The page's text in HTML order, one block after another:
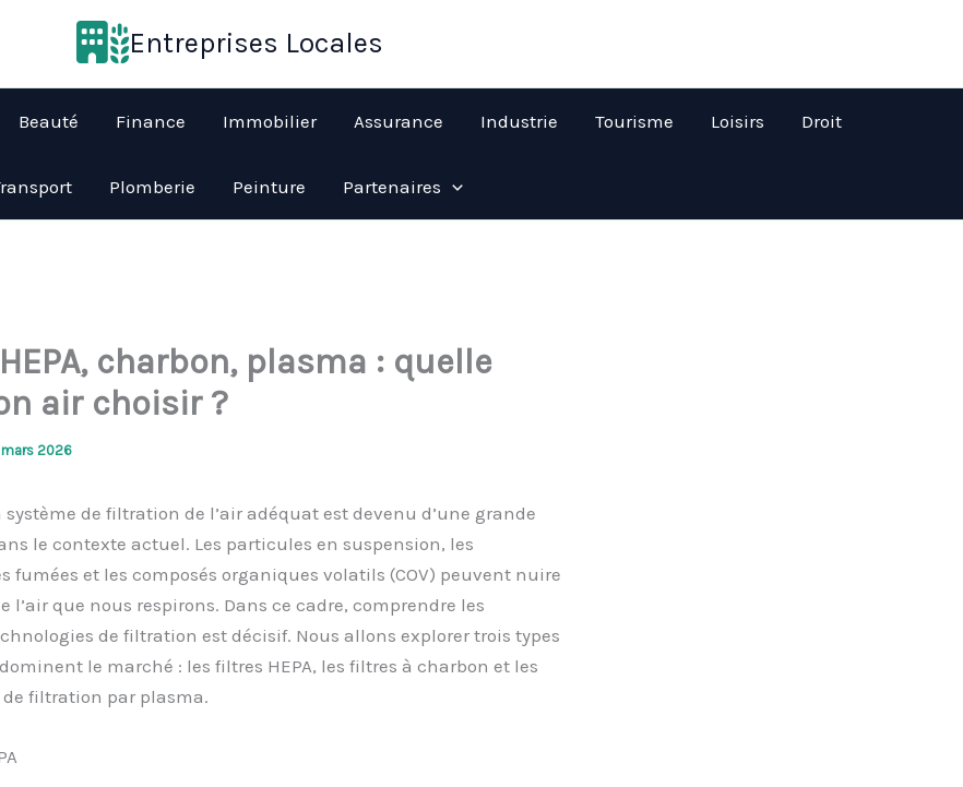
Entreprises Locales
Beauté Finance Immobilier Assurance Industrie Tourisme Loisirs Droit
Plomberie Peinture Partenaires
charbon, plasma : quelle
air choisir ?
2026
système de filtration de l’air adéquat est devenu d’une grande
le contexte actuel. Les particules en suspension, les
fumées et les composés organiques volatils (COV) peuvent nuire
l’air que nous respirons. Dans ce cadre, comprendre les
de filtration est décisif. Nous allons explorer trois types
le marché : les filtres HEPA, les filtres à charbon et les
filtration par plasma.